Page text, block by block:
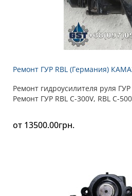
Ремонт ГУР RBL (Германия)
Ремонт гидроусилителя руля
Ремонт ГУР RBL C-300V, RBL C-
от 13500.00грн.